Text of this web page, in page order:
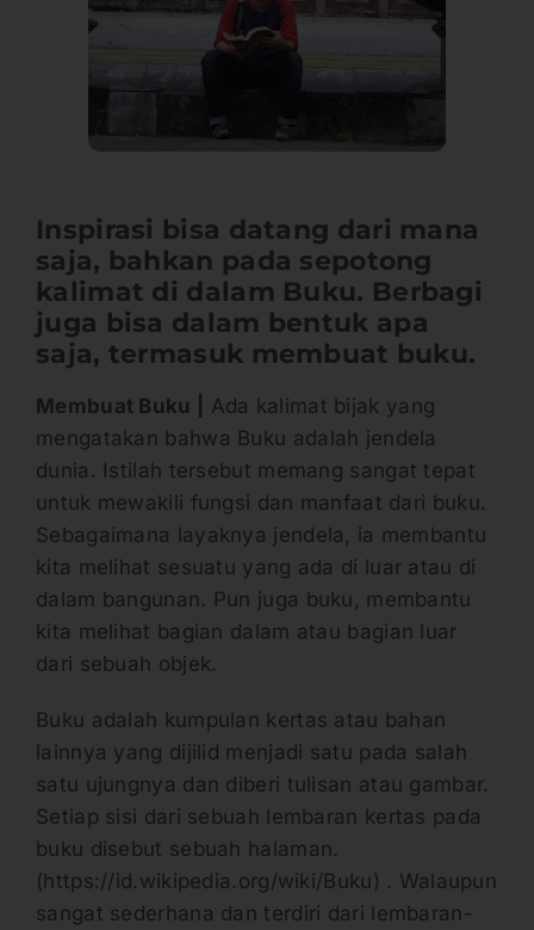
Inspirasi bisa datang dari mana
saja, bahkan pada sepotong
kalimat di dalam Buku. Berbagi
juga bisa dalam bentuk apa
saja, termasuk membuat buku.
Membuat Buku |
Ada kalimat bijak yang
mengatakan bahwa Buku adalah jendela
dunia. Istilah tersebut memang sangat tepat
untuk mewakili fungsi dan manfaat dari buku.
Sebagaimana layaknya jendela, ia membantu
kita melihat sesuatu yang ada di luar atau di
dalam bangunan. Pun juga buku, membantu
kita melihat bagian dalam atau bagian luar
dari sebuah objek.
Buku adalah kumpulan kertas atau bahan
lainnya yang dijilid menjadi satu pada salah
satu ujungnya dan diberi tulisan atau gambar.
Setiap sisi dari sebuah lembaran kertas pada
buku disebut sebuah halaman.
(https://id.wikipedia.org/wiki/Buku) . Walaupun
sangat sederhana dan terdiri dari lembaran-